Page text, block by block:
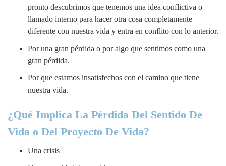
pronto descubrimos que tenemos una idea conflictiva o
llamado interno para hacer otra cosa completamente
diferente con nuestra vida y entra en conflito con lo anterior.
Por una gran pérdida o por algo que sentimos como una
gran pérdida.
Por que estamos insatisfechos con el camino que tiene
nuestra vida.
¿Qué Implica La Pérdida Del Sentido De
Vida o Del Proyecto De Vida?
Una crisis